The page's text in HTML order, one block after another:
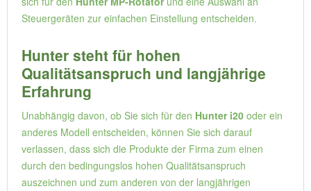
Steuergeräten zur einfachen Einstellung entscheiden.
Hunter steht für hohen
Qualitätsanspruch und langjährige
Erfahrung
Unabhängig davon, ob Sie sich für den Hunter i20 oder ein
anderes Modell entscheiden, können Sie sich darauf
verlassen, dass sich die Produkte der Firma zum einen
durch den bedingungslos hohen Qualitätsanspruch
auszeichnen und zum anderen von der langjährigen